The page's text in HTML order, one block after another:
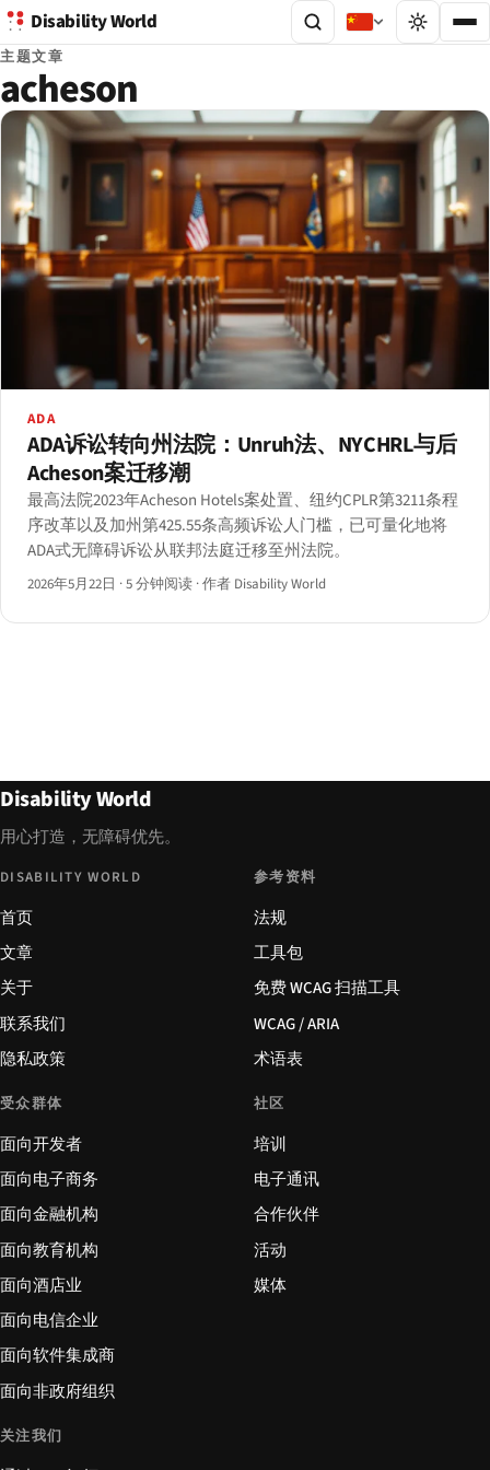
Disability World
主题文章
acheson
ADA
ADA诉讼转向州法院：Unruh法、NYCHRL与后
Acheson案迁移潮
最高法院2023年Acheson Hotels案处置、纽约CPLR第3211条程
序改革以及加州第425.55条高频诉讼人门槛，已可量化地将
ADA式无障碍诉讼从联邦法庭迁移至州法院。
2026年5月22日 ·5 分钟阅读 ·作者 Disability World
Disability World
用心打造，无障碍优先。
DISABILITY WORLD
首页
文章
关于
联系我们
隐私政策
参考资料
法规
工具包
免费 WCAG 扫描工具
WCAG / ARIA
术语表
受众群体
面向开发者
面向电子商务
面向金融机构
面向教育机构
面向酒店业
面向电信企业
面向软件集成商
面向非政府组织
社区
培训
电子通讯
合作伙伴
活动
媒体
关注我们